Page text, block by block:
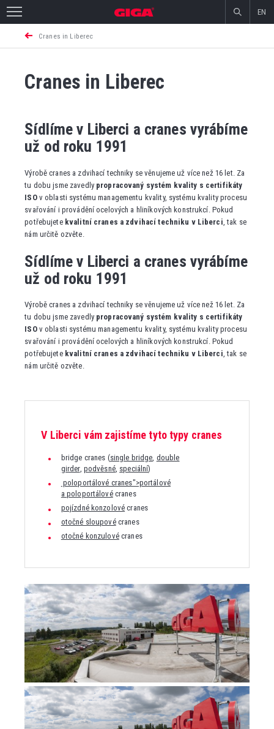
EN
Cranes in Liberec
Cranes in Liberec
Sídlíme v Liberci a cranes vyrábíme
už od roku 1991
Výrobě cranes a zdvihací techniky se věnujeme už více než 16 let. Za
tu dobu jsme zavedly propracovaný systém kvality s certifikáty
ISOv oblasti systému managementu kvality, systému kvality procesu
svařování i provádění ocelových a hliníkových konstrukcí. Pokud
potřebujete kvalitní cranes a zdvihací techniku v Liberci , tak se
nám určitě ozvěte.
Sídlíme v Liberci a cranes vyrábíme
už od roku 1991
Výrobě cranes a zdvihací techniky se věnujeme už více než 16 let. Za
tu dobu jsme zavedly propracovaný systém kvality s certifikáty
ISOv oblasti systému managementu kvality, systému kvality procesu
svařování i provádění ocelových a hliníkových konstrukcí. Pokud
potřebujete kvalitní cranes a zdvihací techniku v Liberci, tak se
nám určitě ozvěte.
V Liberci vám zajistíme tyto typy cranes
bridge cranes (single bridge double
girder, podvěsné, speciální)
poloportálové cranes">portálové
a poloportálovécranes
pojízdné konzolové cranes
otočné sloupovécranes
otočné konzulovécranes